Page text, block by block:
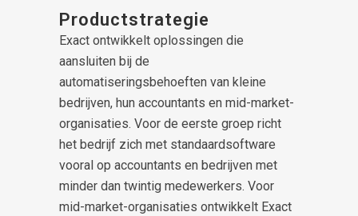
Productstrategie
Exact ontwikkelt oplossingen die
aansluiten bij de
automatiseringsbehoeften van kleine
bedrijven, hun accountants en mid-market-
organisaties. Voor de eerste groep richt
het bedrijf zich met standaardsoftware
vooral op accountants en bedrijven met
minder dan twintig medewerkers. Voor
mid-market-organisaties ontwikkelt Exact